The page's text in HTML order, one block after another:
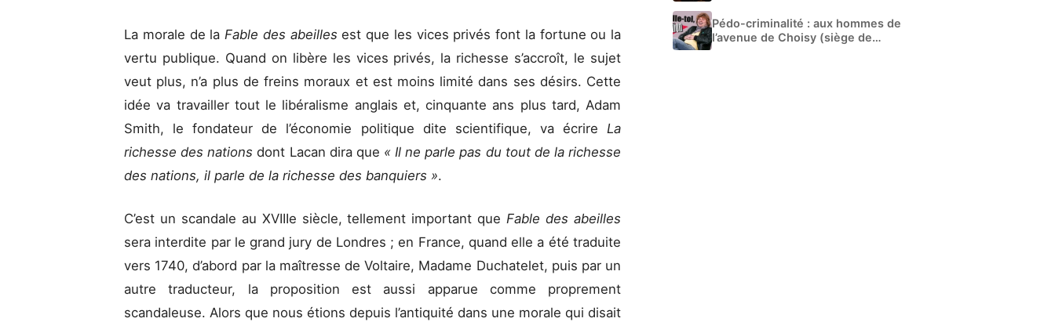
La morale de la Fable des abeillesest que les vices privés font la fortune ou la
vertu publique. Quand on libère les vices privés, la richesse s’accroît, le sujet
veut plus, n’a plus de freins moraux et est moins limité dans ses désirs. Cette
idée va travailler tout le libéralisme anglais et, cinquante ans plus tard, Adam
Smith, le fondateur de l’économie politique dite scientifique, va écrire La
richesse des nationsdont Lacan dira que « Il ne parle pas du tout de la richesse
des nations, il parle de la richesse des banquiers ».
C’est un scandale au XVIIIe siècle, tellement important queFable des abeilles
sera interdite par le grand jury de Londres ; en France, quand elle a été traduite
vers 1740, d’abord par la maîtresse de Voltaire, Madame Duchatelet, puis par un
autre traducteur, la proposition est aussi apparue comme proprement
scandaleuse. Alors que nous étions depuis l’antiquité dans une morale qui disait
Pédo-criminalité : aux hommes de
l’avenue de Choisy (siège de